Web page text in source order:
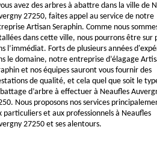
avez des arbres à abattre dans la ville de
27250, faites appel au service de notre
Artisan Seraphin. Comme nous
dans cette ville, nous pourrons être sur
l’immédiat. Forts de plusieurs années
le domaine, notre entreprise d’élagage
et nos équipes sauront vous fournir des
de qualité, et cela quel que soit le
d’arbre à effectuer à Neaufles
Nous proposons nos services
particuliers et aux professionnels à Neaufles
27250 et ses alentours.